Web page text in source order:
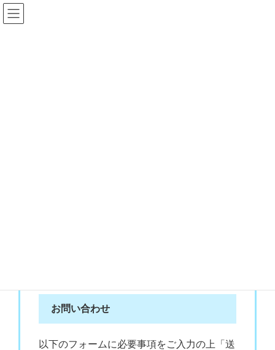
お問い合わせ
以下のフォームに必要事項をご入力の上「送